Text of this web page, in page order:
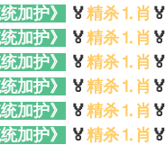
统加护》 🏅精杀⒈肖
统加护》 🏅精杀⒈肖
统加护》 🏅精杀⒈肖
统加护》 🏅精杀⒈肖
统加护》 🏅精杀⒈肖
统加护》 🏅精杀⒈肖